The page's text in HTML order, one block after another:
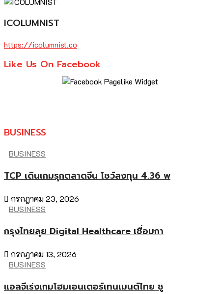
ICOLUMNIST
https://icolumnist.co
Like Us On Facebook
BUSINESS
BUSINESS
TCP เดินเกมรุกตลาดจีน โชว์ลงทุน 4.36 พ
กรกฎาคม 23, 2026
BUSINESS
กรุงไทยลุย Digital Healthcare เชื่อมกา
กรกฎาคม 13, 2026
BUSINESS
แอลจีเร่งเกมโฮมเอนเตอร์เทนเมนต์ไทย ชู